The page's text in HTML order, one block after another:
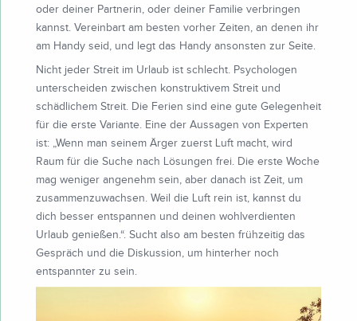
oder deiner Partnerin, oder deiner Familie verbringen
kannst. Vereinbart am besten vorher Zeiten, an denen ihr
am Handy seid, und legt das Handy ansonsten zur Seite.
Nicht jeder Streit im Urlaub ist schlecht. Psychologen
unterscheiden zwischen konstruktivem Streit und
schädlichem Streit. Die Ferien sind eine gute Gelegenheit
für die erste Variante. Eine der Aussagen von Experten
ist: „Wenn man seinem Ärger zuerst Luft macht, wird
Raum für die Suche nach Lösungen frei. Die erste Woche
mag weniger angenehm sein, aber danach ist Zeit, um
zusammenzuwachsen. Weil die Luft rein ist, kannst du
dich besser entspannen und deinen wohlverdienten
Urlaub genießen.“. Sucht also am besten frühzeitig das
Gespräch und die Diskussion, um hinterher noch
entspannter zu sein.